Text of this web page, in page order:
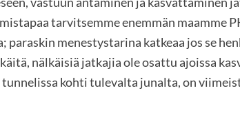
tarvitsemme enemmän maamme
paraskin menestystarina katkeaa jos se
nälkäisiä jatkajia ole osattu ajoissa
kohti tulevalta junalta, on